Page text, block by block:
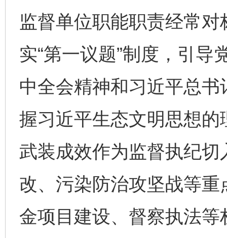
监督单位职能职责经常
实“第一议题”制度，引
中全会精神和习近平总
握习近平生态文明思想
武装成效作为监督执纪
改、污染防治攻坚战等
金项目建设、督察执法等